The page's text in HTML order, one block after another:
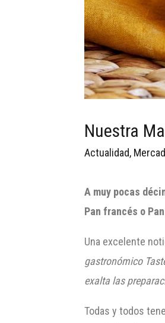
Nuestra
Actualidad,
A muy pocas
Pan francés o
Una excelente
gastronómico
exalta las
Todas y todos